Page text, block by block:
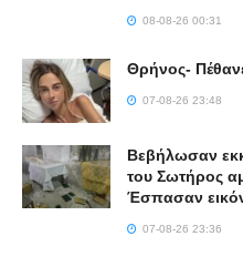
08-08-26 00:31
Θρήνος-
07-08-26 23:48
Βεβήλωσαν
του Σωτήρος
Έσπασαν
07-08-26 23:36